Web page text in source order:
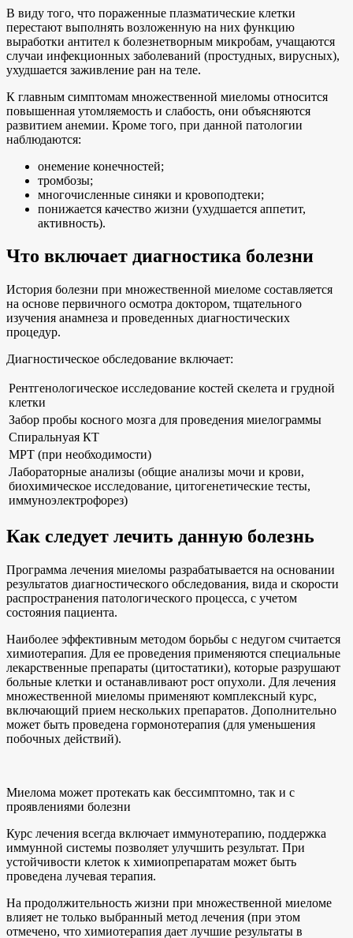
В виду того, что пораженные плазматические клетки
перестают выполнять возложенную на них функцию
выработки антител к болезнетворным микробам, учащаются
случаи инфекционных заболеваний (простудных, вирусных),
ухудшается заживление ран на теле.
К главным симптомам множественной миеломы относится
повышенная утомляемость и слабость, они объясняются
развитием анемии. Кроме того, при данной патологии
наблюдаются:
онемение конечностей;
тромбозы;
многочисленные синяки и кровоподтеки;
понижается качество жизни (ухудшается аппетит,
активность).
Что включает диагностика болезни
История болезни при множественной миеломе составляется
на основе первичного осмотра доктором, тщательного
изучения анамнеза и проведенных диагностических
процедур.
Диагностическое обследование включает:
Рентгенологическое исследование костей скелета и грудной
клетки
Забор пробы косного мозга для проведения миелограммы
Спиральнуая КТ
МРТ (при необходимости)
Лабораторные анализы (общие анализы мочи и крови,
биохимическое исследование, цитогенетические тесты,
иммуноэлектрофорез)
Как следует лечить данную болезнь
Программа лечения миеломы разрабатывается на основании
результатов диагностического обследования, вида и скорости
распространения патологического процесса, с учетом
состояния пациента.
Наиболее эффективным методом борьбы с недугом считается
химиотерапия. Для ее проведения применяются специальные
лекарственные препараты (цитостатики), которые разрушают
больные клетки и останавливают рост опухоли. Для лечения
множественной миеломы применяют комплексный курс,
включающий прием нескольких препаратов. Дополнительно
может быть проведена гормонотерапия (для уменьшения
побочных действий).
Миелома может протекать как бессимптомно, так и с
проявлениями болезни
Курс лечения всегда включает иммунотерапию, поддержка
иммунной системы позволяет улучшить результат. При
устойчивости клеток к химиопрепаратам может быть
проведена лучевая терапия.
На продолжительность жизни при множественной миеломе
влияет не только выбранный метод лечения (при этом
отмечено, что химиотерапия дает лучшие результаты в